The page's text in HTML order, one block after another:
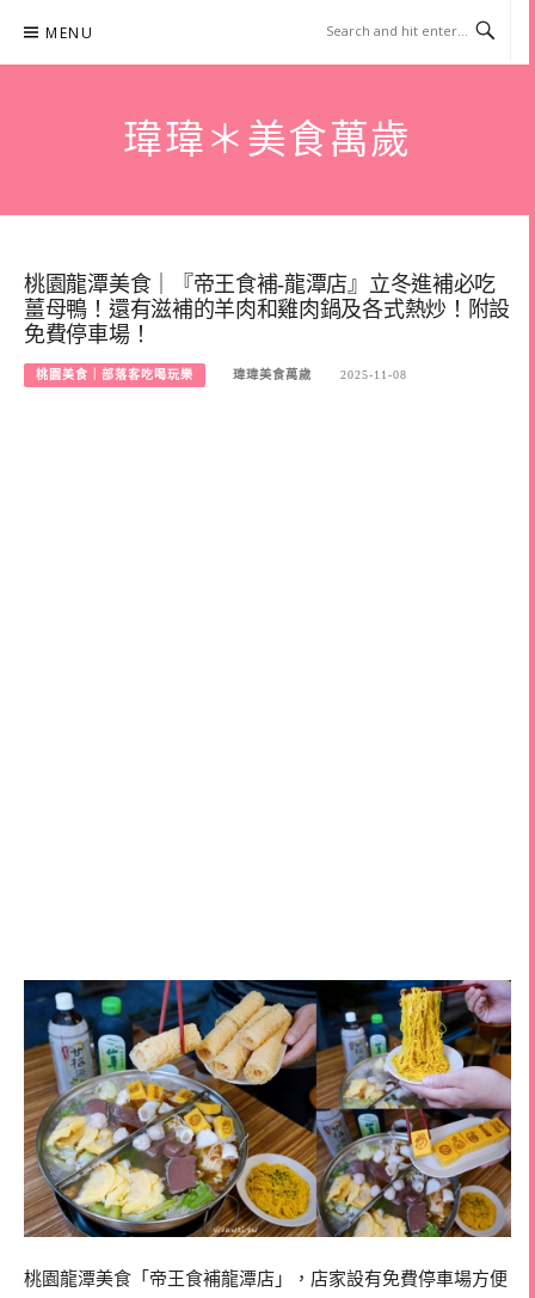
content
MENU
瑋瑋＊美食萬歲
桃園龍潭美食｜『帝王食補-龍潭店』立冬進補必吃
薑母鴨！還有滋補的羊肉和雞肉鍋及各式熱炒！附設
免費停車場！
桃園美食｜部落客吃喝玩樂 瑋瑋美食萬歲 2025-11-08
桃園龍潭美食「帝王食補龍潭店」，店家設有免費停車場方便